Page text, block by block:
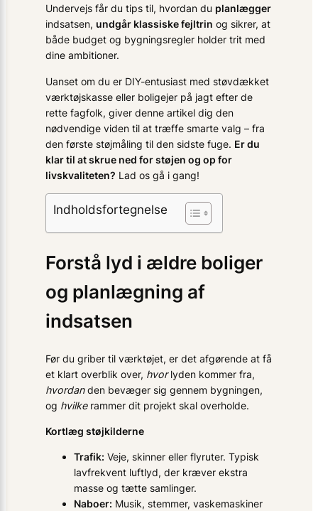
Undervejs får du tips til, hvordan du planlægger
indsatsen, undgår klassiske fejltrin og sikrer, at
både budget og bygningsregler holder trit med
dine ambitioner.
Uanset om du er DIY-entusiast med støvdækket
værktøjskasse eller boligejer på jagt efter de
rette fagfolk, giver denne artikel dig den
nødvendige viden til at træffe smarte valg – fra
den første støj­måling til den sidste fuge. Er du
klar til at skrue ned for støjen og op for
livskvaliteten? Lad os gå i gang!
Indholdsfortegnelse
Forstå lyd i ældre boliger
og planlægning af
indsatsen
Før du griber til værktøjet, er det afgørende at få
et klart overblik over, hvorlyden kommer fra,
hvordanden bevæger sig gennem bygningen,
og hvilkerammer dit projekt skal overholde.
Kortlæg støjkilderne
Trafik: Veje, skinner eller flyruter. Typisk
lavfrekvent luftlyd, der kræver ekstra
masse og tætte samlinger.
Naboer: Musik, stemmer, vaskemaskiner